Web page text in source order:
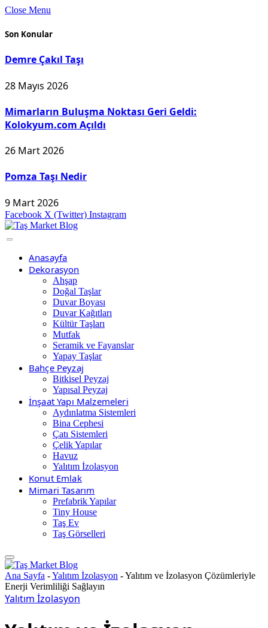
Close Menu
Son Konular
Demre Çakıl Taşı
28 Mayıs 2026
Mimarların Buluşma Noktası Geri Geldi:
Kolokyum.com Açıldı
26 Mart 2026
Pomza Taşı Nedir
9 Mart 2026
Facebook X (Twitter) Instagram
Anasayfa
Dekorasyon
Ahşap
Doğal Taşlar
Duvar Boyası
Duvar Kağıtları
Kültür Taşları
Mutfak
Seramik ve Fayanslar
Yapay Taşlar
Bahçe Peyzaj
Bitkisel Peyzaj
Yapısal Peyzaj
İnşaat Yapı Malzemeleri
Aydınlatma Sistemleri
Bina Cephesi
Çatı Sistemleri
Çelik Yapılar
Havuz
Yalıtım İzolasyon
Konut Emlak
Mimari Tasarım
Prefabrik Yapılar
Tiny House
Taş Ev
Taş Görselleri
Ana Sayfa -Yalıtım İzolasyon -Yalıtım ve İzolasyon Çözümleriyle
Enerji Verimliliği Sağlayın
Yalıtım İzolasyon